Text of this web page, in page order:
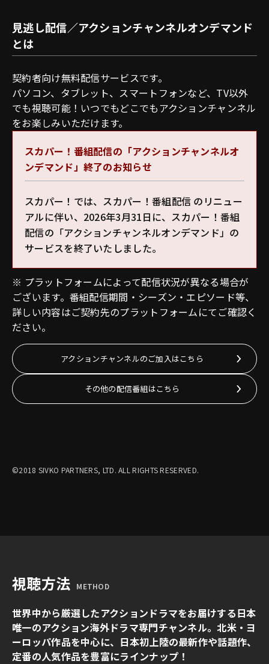
見逃し配信／アクションチャンネルオンデマンド
とは
契約者向け無料配信サービスです。
パソコン、タブレット、スマートフォンなど、TV以外
でも視聴可能！いつでもどこでもアクションチャンネル
をお楽しみいただけます。
スカパー！番組配信の「アクションチャンネルオ
ンデマンド」終了のお知らせ
スカパー！では、スカパー！番組配信 のリニュー
アルに伴い、2026年3月31日に、スカパー！番組
配信の「アクションチャンネルオンデマンド」の
サービスを終了いたしました。
※ プラットフォームによって配信状況が異なる場合が
ございます。番組配信期間・シーズン・エピソード等、
詳しい内容はご契約先のプラットフォームにてご確認く
ださい。
アクションチャンネルのご加入はこちら
その他の配信番組はこちら
©2018 SIVKO PARTNERS, LTD. ALL RIGHTS RESERVED.
視聴方法 METHOD
世界中から厳選したアクションドラマをお届けする日本
唯一のアクション海外ドラマ専門チャンネル。北米・ヨ
ーロッパ作品を中心に、日本初上陸の最新作や話題作、
定番の人気作品を豊富にラインナップ！